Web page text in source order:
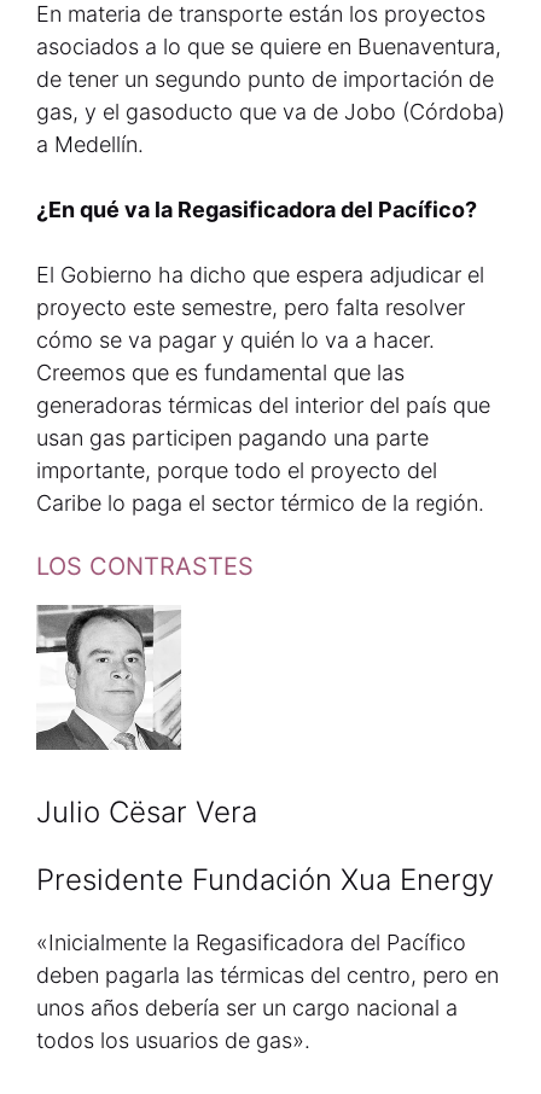
En materia de transporte están los proyectos
asociados a lo que se quiere en Buenaventura,
de tener un segundo punto de importación de
gas, y el gasoducto que va de Jobo (Córdoba)
a Medellín.
¿En qué va la Regasificadora del Pacífico?
El Gobierno ha dicho que espera adjudicar el
proyecto este semestre, pero falta resolver
cómo se va pagar y quién lo va a hacer.
Creemos que es fundamental que las
generadoras térmicas del interior del país que
usan gas participen pagando una parte
importante, porque todo el proyecto del
Caribe lo paga el sector térmico de la región.
LOS CONTRASTES
Julio Cësar Vera
Presidente Fundación Xua Energy
«Inicialmente la Regasificadora del Pacífico
deben pagarla las térmicas del centro, pero en
unos años debería ser un cargo nacional a
todos los usuarios de gas».